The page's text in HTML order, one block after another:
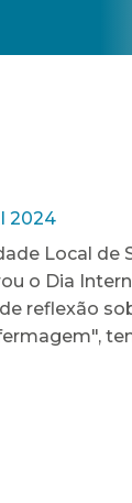
2024
Local de
o Dia
reflexão